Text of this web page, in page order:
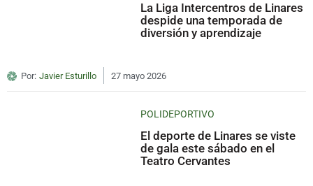
La Liga Intercentros de Linares
despide una temporada de
diversión y aprendizaje
Por: Javier Esturillo 27 mayo 2026
POLIDEPORTIVO
El deporte de Linares se viste
de gala este sábado en el
Teatro Cervantes